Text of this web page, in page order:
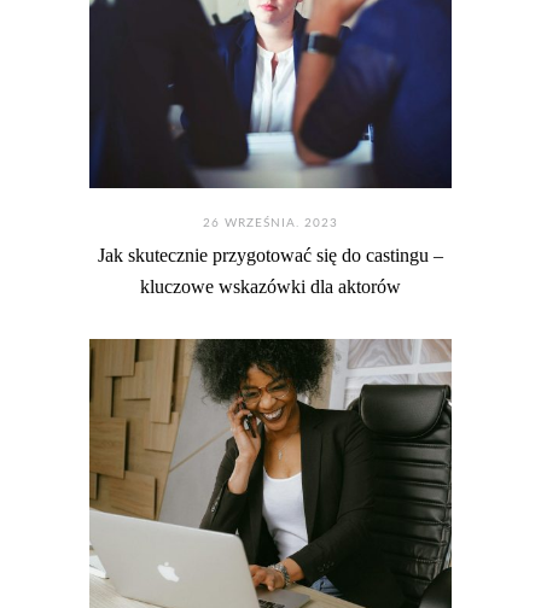
26 WRZEŚNIA. 2023
Jak skutecznie przygotować się do castingu –
kluczowe wskazówki dla aktorów